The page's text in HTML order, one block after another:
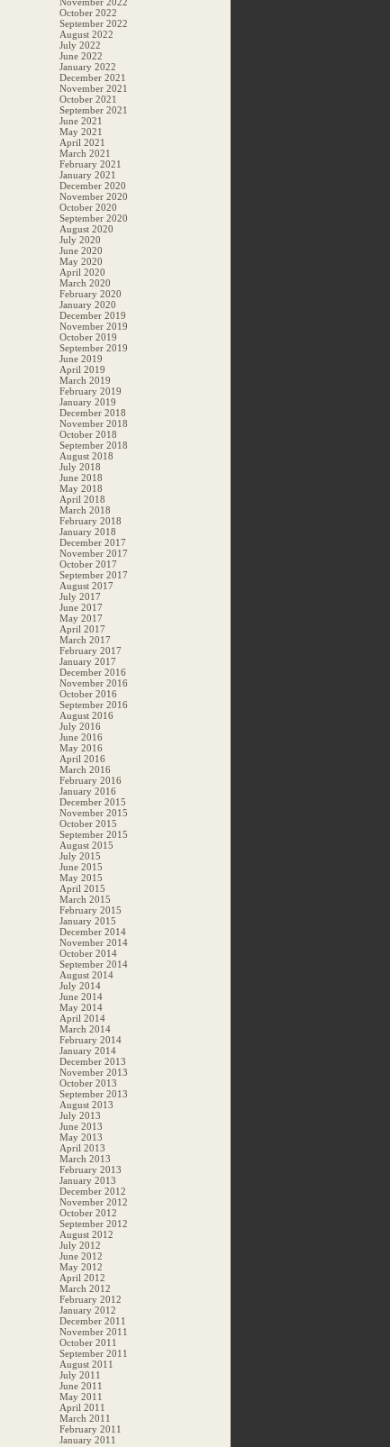
October 2022
September 2022
August 2022
July 2022
June 2022
January 2022
December 2021
November 2021
October 2021
September 2021
June 2021
May 2021
April 2021
March 2021
February 2021
January 2021
December 2020
November 2020
October 2020
September 2020
August 2020
July 2020
June 2020
May 2020
April 2020
March 2020
February 2020
January 2020
December 2019
November 2019
October 2019
September 2019
June 2019
April 2019
March 2019
February 2019
January 2019
December 2018
November 2018
October 2018
September 2018
August 2018
July 2018
June 2018
May 2018
April 2018
March 2018
February 2018
January 2018
December 2017
November 2017
October 2017
September 2017
August 2017
July 2017
June 2017
May 2017
April 2017
March 2017
February 2017
January 2017
December 2016
November 2016
October 2016
September 2016
August 2016
July 2016
June 2016
May 2016
April 2016
March 2016
February 2016
January 2016
December 2015
November 2015
October 2015
September 2015
August 2015
July 2015
June 2015
May 2015
April 2015
March 2015
February 2015
January 2015
December 2014
November 2014
October 2014
September 2014
August 2014
July 2014
June 2014
May 2014
April 2014
March 2014
February 2014
January 2014
December 2013
November 2013
October 2013
September 2013
August 2013
July 2013
June 2013
May 2013
April 2013
March 2013
February 2013
January 2013
December 2012
November 2012
October 2012
September 2012
August 2012
July 2012
June 2012
May 2012
April 2012
March 2012
February 2012
January 2012
December 2011
November 2011
October 2011
September 2011
August 2011
July 2011
June 2011
May 2011
April 2011
March 2011
February 2011
January 2011